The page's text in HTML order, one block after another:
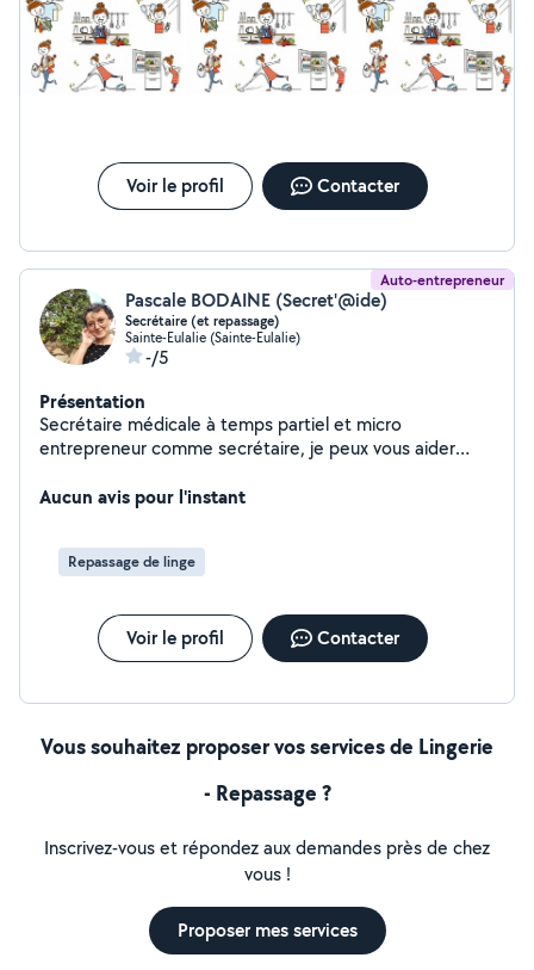
Voir le profil Contacter
Auto-entrepreneur
Pascale BODAINE (Secret'@ide)
Secrétaire (et repassage)
Sainte-Eulalie (Sainte-Eulalie)
-/5
Présentation
Secrétaire médicale à temps partiel et micro
entrepreneur comme secrétaire, je peux vous aider
documents , relecture, correction....) mais aussi pour
repassage.
Aucun avis pour l'instant
Repassage de linge
Voir le profil Contacter
Vous souhaitez proposer vos services de Lingerie
- Repassage ?
Inscrivez-vous et répondez aux demandes près de chez
vous !
Proposer mes services